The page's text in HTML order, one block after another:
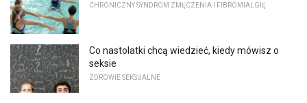
CHRONICZNY SYNDROM ZMĘCZENIA I FIBROMIALGIĘ
Co nastolatki chcą wiedzieć, kiedy mówisz o
seksie
ZDROWIE SEKSUALNE